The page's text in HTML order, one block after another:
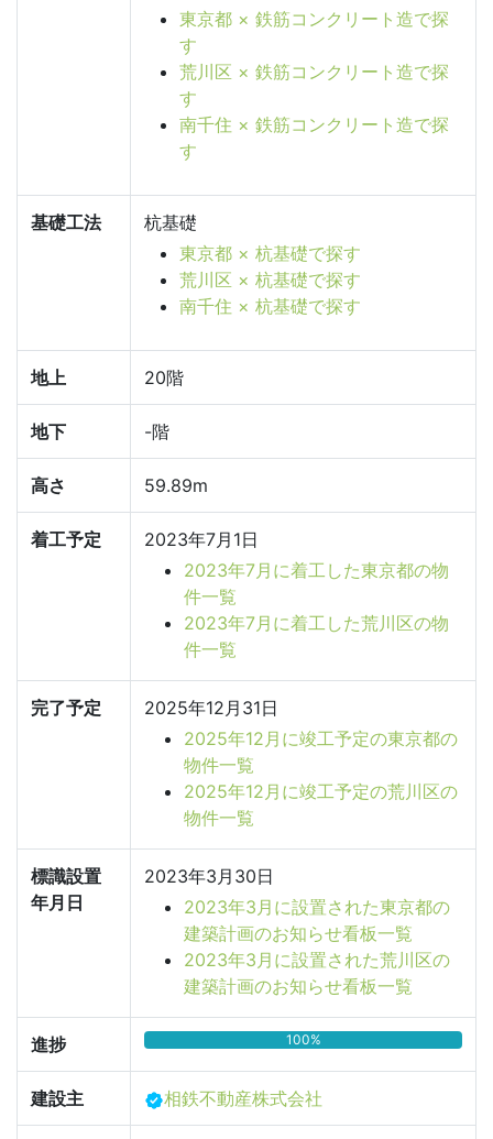
東京都 × 鉄筋コンクリート造で探
す
荒川区 × 鉄筋コンクリート造で探
す
南千住 × 鉄筋コンクリート造で探
す
基礎工法
杭基礎
東京都 × 杭基礎で探す
荒川区 × 杭基礎で探す
南千住 × 杭基礎で探す
地上 20階
地下 -階
高さ 59.89m
着工予定
2023年7月1日
2023年7月に着工した東京都の物
件一覧
2023年7月に着工した荒川区の物
件一覧
完了予定
2025年12月31日
2025年12月に竣工予定の東京都の
物件一覧
2025年12月に竣工予定の荒川区の
物件一覧
標識設置
年月日
2023年3月30日
2023年3月に設置された東京都の
建築計画のお知らせ看板一覧
2023年3月に設置された荒川区の
建築計画のお知らせ看板一覧
進捗 100%
建設主 相鉄不動産株式会社